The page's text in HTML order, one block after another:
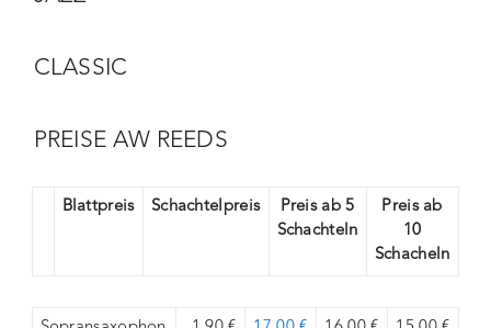
CLASSIC
PREISE AW REEDS
Blattpreis Schachtelpreis
Preis ab 5
Schachteln
Preis ab
10
Schacheln